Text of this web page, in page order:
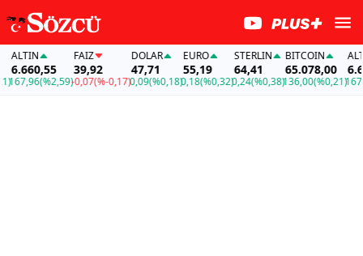
ALTIN
6.660,55
(%2,59)
FAİZ
39,92
-0,07(%-0,17)
DOLAR
47,71
0,09(%0,18)
EURO
55,19
0,18(%0,32)
STERLIN
64,41
0,24(%0,38)
BITCOIN
65.078,00
136,00(%0,21)